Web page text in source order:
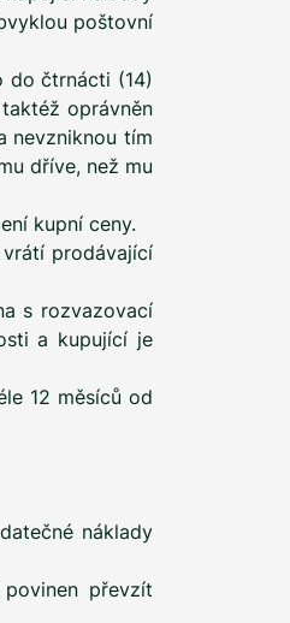
poštovní
do čtrnácti (14)
oprávněn
nevzniknou tím
dříve, než mu
kupní ceny.
prodávající
s rozvazovací
a kupující je
12 měsíců od
náklady
převzít